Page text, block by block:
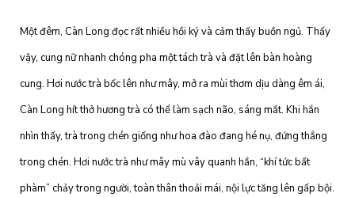
Một đêm, Càn Long đọc rất nhiều hồi ký và cảm thấy buồn ngủ. Thấy
vậy, cung nữ nhanh chóng pha một tách trà và đặt lên bàn hoàng
cung. Hơi nước trà bốc lên như mây, mở ra mùi thơm dịu dàng êm ái,
Càn Long hít thở hương trà có thể làm sạch não, sáng mắt. Khi hắn
nhìn thấy, trà trong chén giống như hoa đào đang hé nụ, đứng thẳng
trong chén. Hơi nước trà như mây mù vây quanh hắn, “khí tức bất
phàm” chảy trong người, toàn thân thoải mái, nội lực tăng lên gấp bội.